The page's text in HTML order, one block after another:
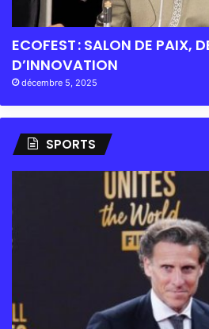
ECOFEST : SALON DE PAIX,
D’INNOVATION
décembre 5, 2025
SPORTS